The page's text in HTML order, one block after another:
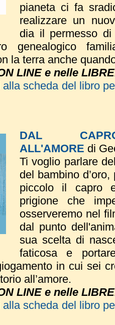
pianeta ci fa
realizzare un
dia il permesso
genealogico
la terra anche
LINE e nelle
scheda del libro
DAL
ALL'AMORE di
Ti voglio parlare
del bambino
piccolo il capro
prigione che
osserveremo nel
dal punto
sua scelta di
faticosa e
in cui sei
all’amore.
LINE e nelle
scheda del libro